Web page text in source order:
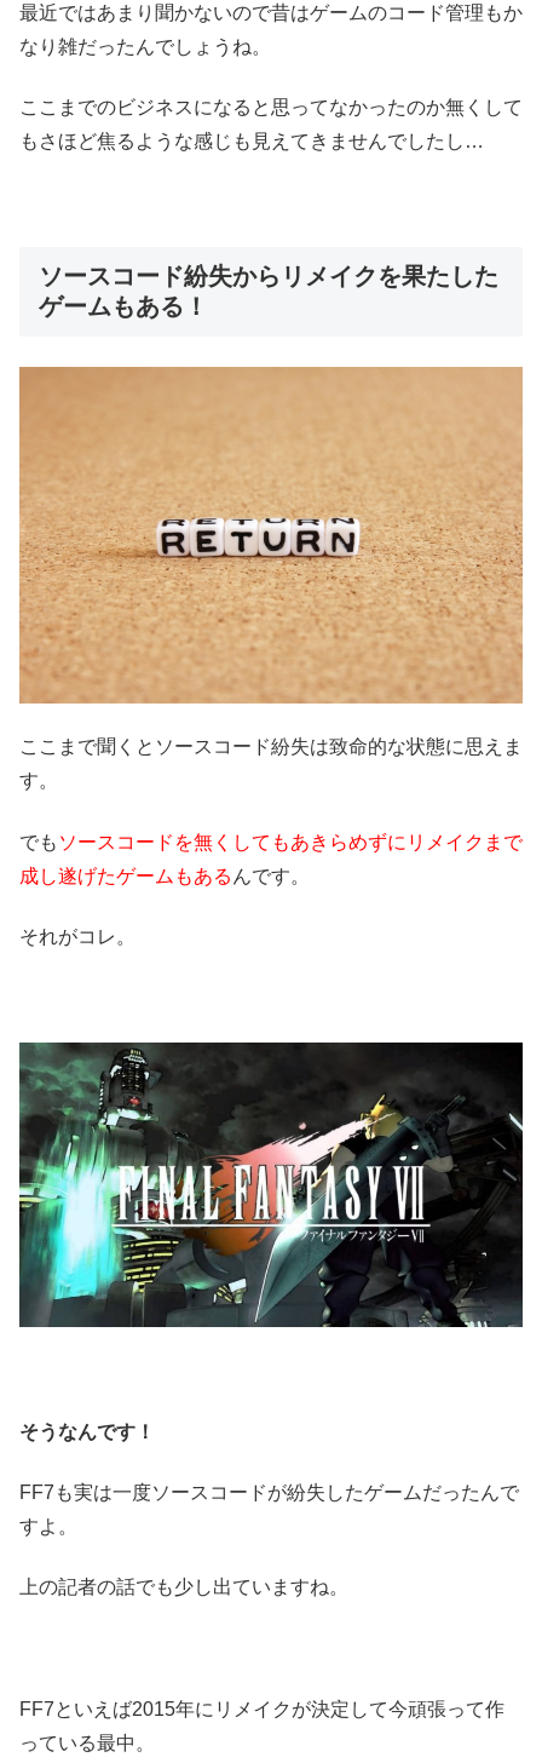
最近ではあまり聞かないので昔はゲームのコード管理もか
なり雑だったんでしょうね。
ここまでのビジネスになると思ってなかったのか無くして
もさほど焦るような感じも見えてきませんでしたし…
ソースコード紛失からリメイクを果たした
ゲームもある！
ここまで聞くとソースコード紛失は致命的な状態に思えま
す。
でも ソースコードを無くしてもあきらめずにリメイクまで
成し遂げたゲームもある んです。
それがコレ。
そうなんです！
FF7も実は一度ソースコードが紛失したゲームだったんで
すよ。
上の記者の話でも少し出ていますね。
FF7といえば2015年にリメイクが決定して今頑張って作
っている最中。